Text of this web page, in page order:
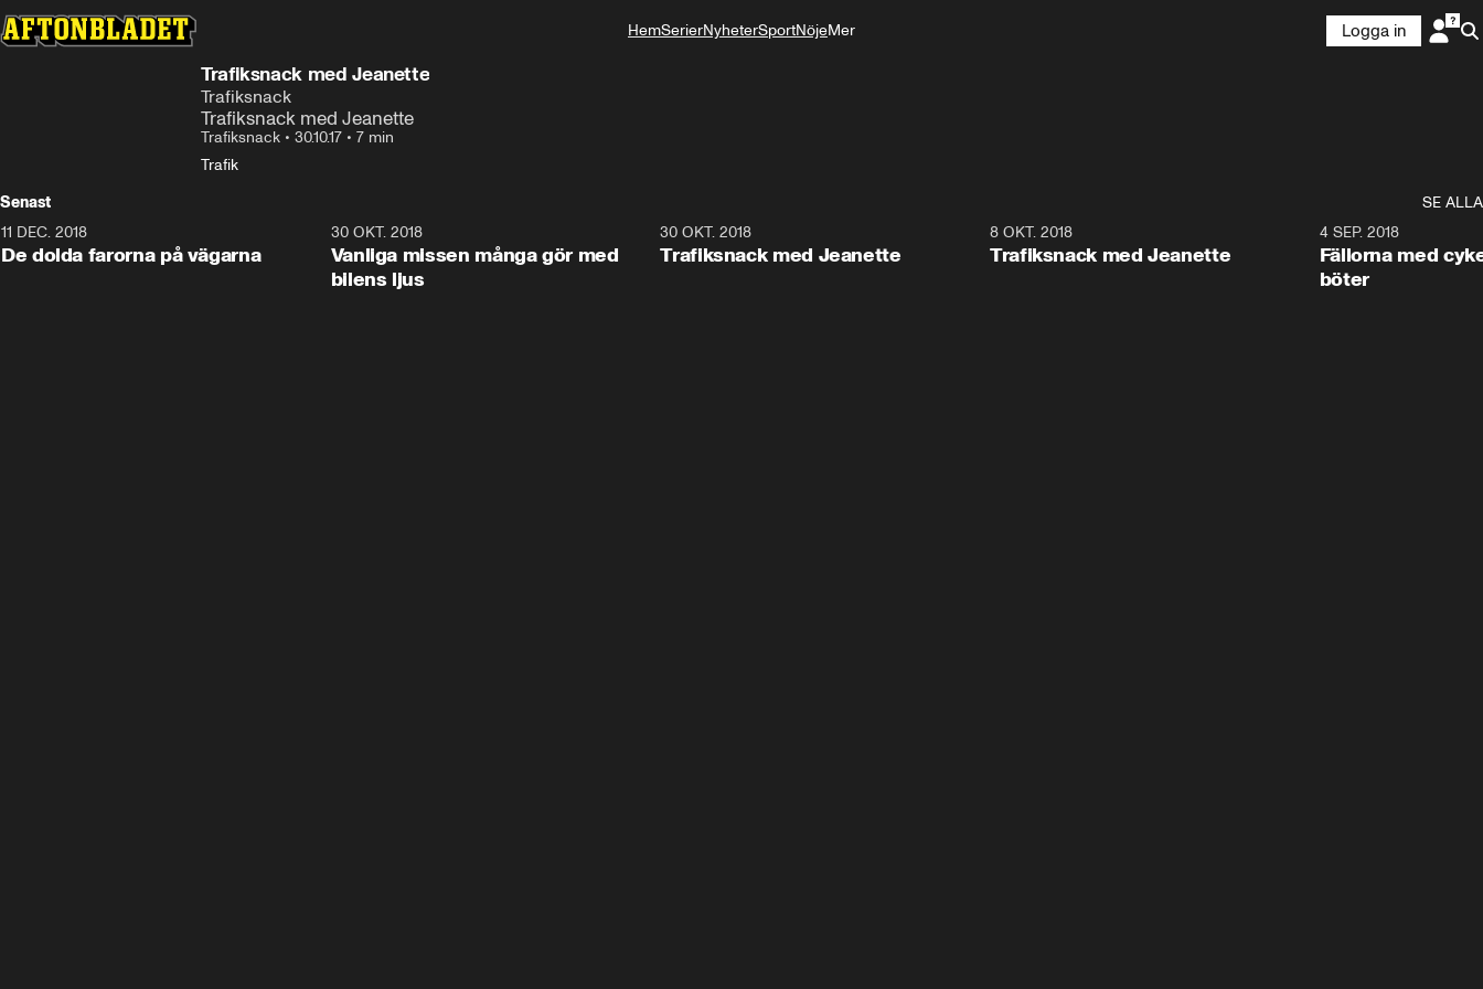
HemSerierNyheterSportNöjeMer
Logga in
Trafiksnack med Jeanette
Trafiksnack
Trafiksnack med Jeanette
Trafiksnack • 30.10.17 • 7 min
Trafik
Senast
SE ALLA
11 DEC. 2018
De dolda farorna på vägarna
3:42
30 OKT. 2018
Vanliga missen många gör med
bilens ljus
30 OKT. 2018
Trafiksnack med Jeanette
8 OKT. 2018
Trafiksnack med Jeanette
4 SEP. 2018
Fällorna med
böter